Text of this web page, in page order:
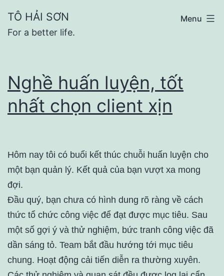
content
TÔ HẢI SƠN
For a better life.
Menu
Nghề huấn luyện, tốt
nhất chọn client xịn
Hôm nay tôi có buổi kết thúc chuỗi huấn luyện cho
một bạn quản lý. Kết quả của bạn vượt xa mong
đợi.
Đầu quý, bạn chưa có hình dung rõ ràng về cách
thức tổ chức công việc để đạt được mục tiêu. Sau
một số gợi ý và thử nghiệm, bức tranh công việc đã
dần sáng tỏ. Team bắt đầu hướng tới mục tiêu
chung. Hoạt động cải tiến diễn ra thường xuyên.